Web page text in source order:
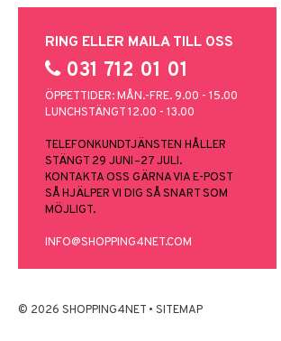
RING ELLER MAILA TILL OSS
031 712 01 01
ÖPPETTIDER: MÅN.-FRE. 9.00 - 15.00
LUNCHSTÄNGT 12.00 - 13.00
TELEFONKUNDTJÄNSTEN HÅLLER
STÄNGT 29 JUNI–27 JULI.
KONTAKTA OSS GÄRNA VIA E-POST
SÅ HJÄLPER VI DIG SÅ SNART SOM
MÖJLIGT.
INFO@SHOPPING4NET.COM
© 2026 SHOPPING4NET • SITEMAP